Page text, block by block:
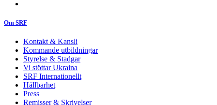
Om SRF
Kontakt & Kansli
Kommande utbildningar
Styrelse & Stadgar
Vi stöttar Ukraina
SRF Internationellt
Hållbarhet
Press
Remisser & Skrivelser